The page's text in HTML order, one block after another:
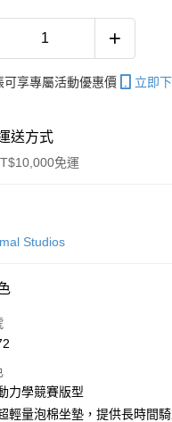
可享專屬活動優惠價 立即
送方式
免運
次付款Studios
力學競賽版型
輕量泡棉坐墊，提供長時間